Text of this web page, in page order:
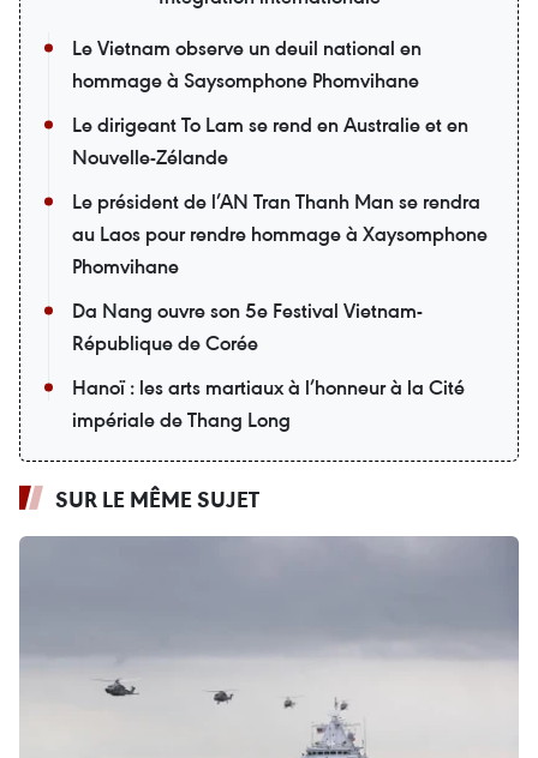
Le Vietnam observe un deuil national en
hommage à Saysomphone Phomvihane
Le dirigeant To Lam se rend en Australie et en
Nouvelle-Zélande
Le président de l’AN Tran Thanh Man se rendra
au Laos pour rendre hommage à Xaysomphone
Phomvihane
Da Nang ouvre son 5e Festival Vietnam-
République de Corée
Hanoï : les arts martiaux à l’honneur à la Cité
impériale de Thang Long
SUR LE MÊME SUJET